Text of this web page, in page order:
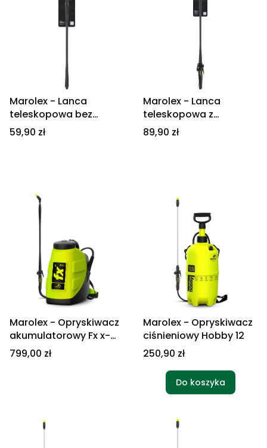
Marolex - Lanca
teleskopowa bez
zaworu dozującego
Cena
59,90 zł
Marolex - Lanca
teleskopowa z
zaworem dozującym
Cena
89,90 zł
Marolex - Opryskiwacz
akumulatorowy Fx x-
line 7
Cena
799,00 zł
Marolex - Opryskiwacz
ciśnieniowy Hobby 12
Cena
250,90 zł
Do koszyka